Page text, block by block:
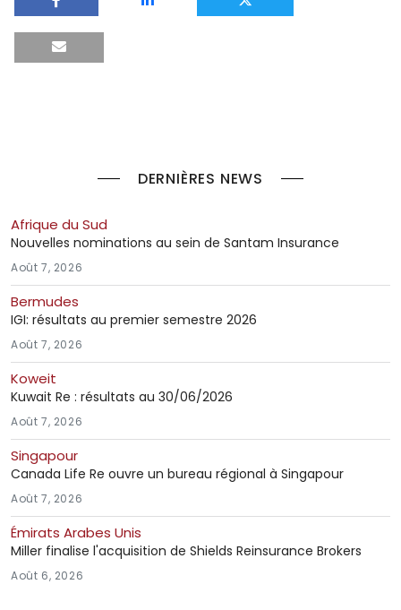
DERNIÈRES NEWS
Afrique du Sud
Nouvelles nominations au sein de Santam Insurance
Août 7, 2026
Bermudes
IGI: résultats au premier semestre 2026
Août 7, 2026
Koweit
Kuwait Re : résultats au 30/06/2026
Août 7, 2026
Singapour
Canada Life Re ouvre un bureau régional à Singapour
Août 7, 2026
Émirats Arabes Unis
Miller finalise l'acquisition de Shields Reinsurance Brokers
Août 6, 2026